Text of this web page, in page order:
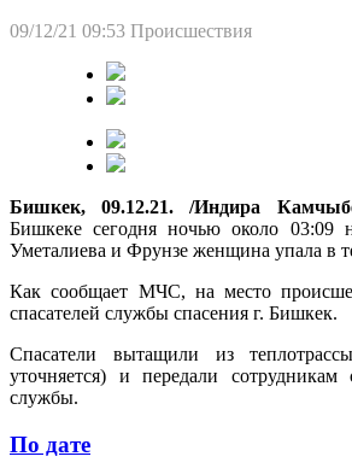
09/12/21 09:53 Происшествия
Бишкек, 09.12.21. /Индира
Бишкеке сегодня ночью около 03:09
Уметалиева и Фрунзе женщина упала в
Как сообщает МЧС, на место
спасателей службы спасения г. Бишкек.
Спасатели вытащили из
уточняется) и передали сотрудникам
службы.
По дате